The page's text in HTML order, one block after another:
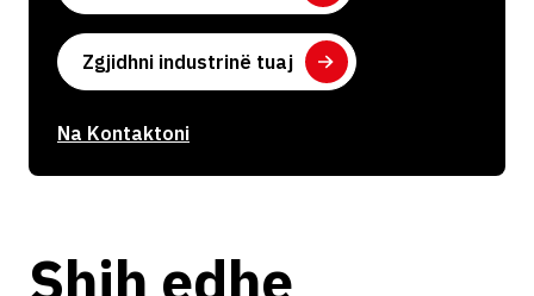
Na Kontaktoni
Zgjidhni industrinë tuaj
Shih edhe